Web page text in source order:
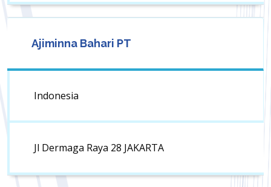
Ajiminna Bahari PT
Indonesia
Jl Dermaga Raya 28 JAKARTA